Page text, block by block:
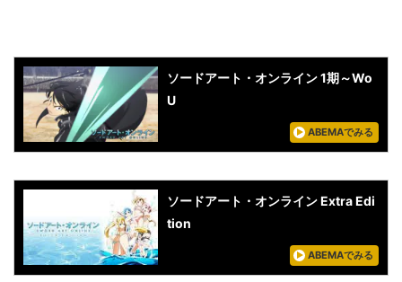
ソードアート・オンライン 1期～Wo
U
ABEMAでみる
ソードアート・オンライン Extra Edi
tion
ABEMAでみる